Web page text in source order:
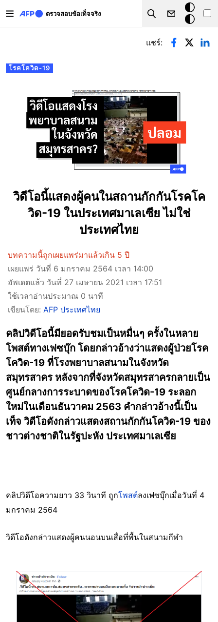
ตรวจสอบข้อเท็จจริง
Search
โหมด
มืด
Primary tabs
โรคโควิด-19
แชร์:
วิดีโอนี้แสดงผู้คนในสถานกักกันโรคโค
วิด-19 ในประเทศมาเลเซีย ไม่ใช่
ประเทศไทย
บทความนี้ถูกเผยแพร่มาแล้วเกิน 5 ปี
เผยแพร่ วันที่ 6 มกราคม 2564 เวลา 14:00
อัพเดตแล้ว วันที่ 27 เมษายน 2021 เวลา 17:51
ใช้เวลาอ่านประมาณ 0 นาที
เขียนโดย: AFP ประเทศไทย
คลิปวิดีโอนี้มียอดรับชมเป็นหมื่นๆ ครั้งในหลาย
โพสต์ทางเฟซบุ๊ก โดยกล่าวอ้างว่าแสดงผู้ป่วยโรค
โควิด-19 ที่โรงพยาบาลสนามในจังหวัด
สมุทรสาคร หลังจากที่จังหวัดสมุทรสาครกลายเป็น
ศูนย์กลางการระบาดของโรคโควิด-19 ระลอก
ใหม่ในเดือนธันวาคม 2563 คำกล่าวอ้างนี้เป็น
เท็จ วิดีโอดังกล่าวแสดงสถานกักกันโควิด-19 ของ
ชาวต่างชาติในรัฐปะหัง ประเทศมาเลเซีย
คลิปวิดีโอความยาว 33 วินาที ถูกโพสต์ลงเฟซบุ๊กเมื่อวันที่ 4
มกราคม 2564
วิดีโอดังกล่าวแสดงผู้คนนอนบนเสื่อที่พื้นในสนามกีฬา
Image